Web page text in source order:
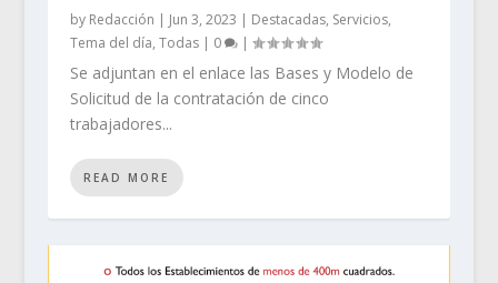
by Redacción | Jun 3, 2023 | Destacadas, Servicios,
Tema del día, Todas| 0 |
Se adjuntan en el enlace las Bases y Modelo de
Solicitud de la contratación de cinco
trabajadores...
READ MORE